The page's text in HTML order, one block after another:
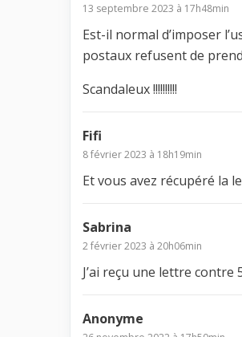
13 septembre 2023 à 17h48min
Est-il normal d’imposer
postaux refusent de
Scandaleux !!!!!!!!!!
Fifi
8 février 2023 à 18h19min
Et vous avez récupéré la
Sabrina
2 février 2023 à 20h06min
J’ai reçu une lettre contre
Anonyme